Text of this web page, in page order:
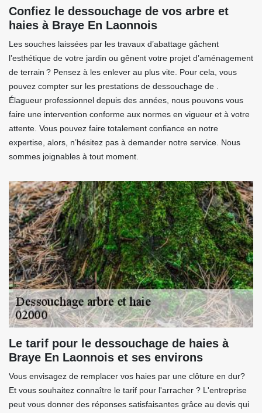
Confiez le dessouchage de vos arbre et
haies à Braye En Laonnois
Les souches laissées par les travaux d’abattage gâchent
l’esthétique de votre jardin ou gênent votre projet d’aménagement
de terrain ? Pensez à les enlever au plus vite. Pour cela, vous
pouvez compter sur les prestations de dessouchage de .
Élagueur professionnel depuis des années, nous pouvons vous
faire une intervention conforme aux normes en vigueur et à votre
attente. Vous pouvez faire totalement confiance en notre
expertise, alors, n’hésitez pas à demander notre service. Nous
sommes joignables à tout moment.
Le tarif pour le dessouchage de haies à
Braye En Laonnois et ses environs
Vous envisagez de remplacer vos haies par une clôture en dur?
Et vous souhaitez connaître le tarif pour l'arracher ? L'entreprise
peut vous donner des réponses satisfaisantes grâce au devis qui